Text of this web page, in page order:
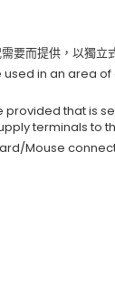
而提供，以獨立
in an area
that is
terminals to
Mouse